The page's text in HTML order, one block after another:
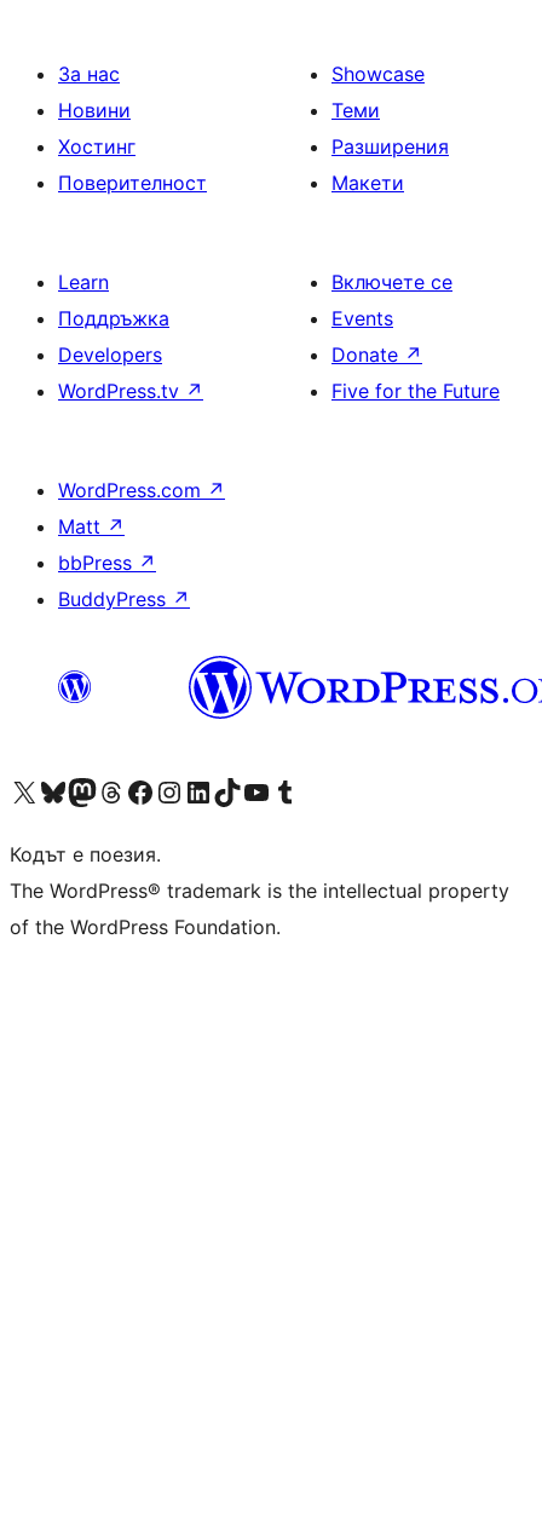
За нас
Новини
Хостинг
Поверителност
Showcase
Теми
Разширения
Макети
Learn
Поддръжка
Developers
WordPress.tv ↗
Включете се
Events
Donate ↗
Five for the Future
WordPress.com ↗
Matt ↗
bbPress ↗
BuddyPress ↗
Visit our X (formerly Twitter) account
Visit our Bluesky account
Visit our Mastodon account
Visit our Threads account
Посетете нашата страница във Facebook
Посетете нашия профил в Instagram
Посетете нашия профил в LinkedIn
Visit our TikTok account
Visit our YouTube channel
Visit our Tumblr account
Кодът е поезия.
The WordPress® trademark is the intellectual property
of the WordPress Foundation.